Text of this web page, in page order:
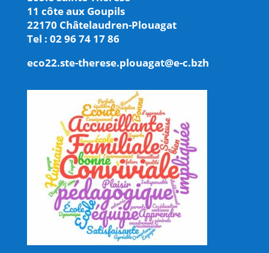
11 côte aux Goupils
22170 Châtelaudren-Plouagat
Tel : 02 96 74 17 86
eco22.ste-therese.plouagat@e-c.bzh